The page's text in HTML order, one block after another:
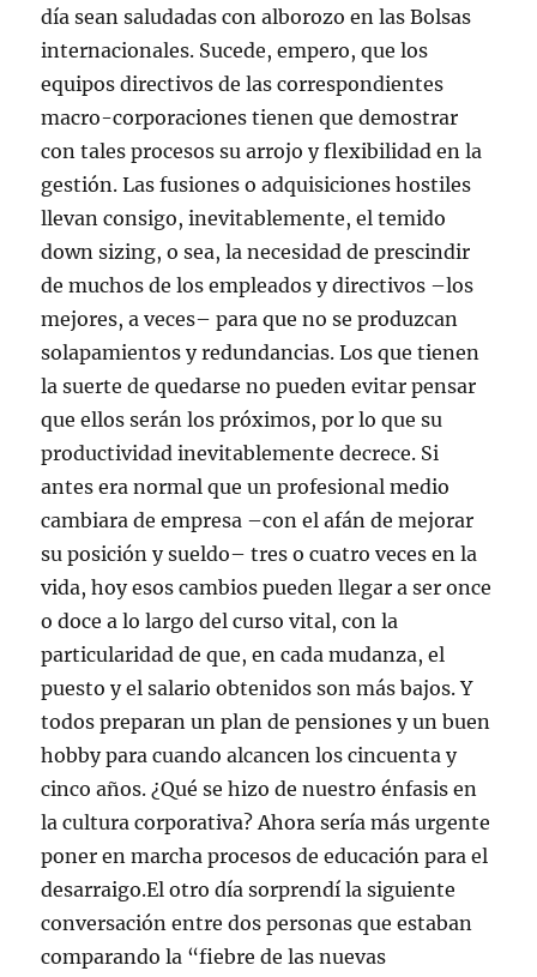
día sean saludadas con alborozo en las Bolsas
internacionales. Sucede, empero, que los
equipos directivos de las correspondientes
macro-corporaciones tienen que demostrar
con tales procesos su arrojo y flexibilidad en la
gestión. Las fusiones o adquisiciones hostiles
llevan consigo, inevitablemente, el temido
down sizing, o sea, la necesidad de prescindir
de muchos de los empleados y directivos –los
mejores, a veces– para que no se produzcan
solapamientos y redundancias. Los que tienen
la suerte de quedarse no pueden evitar pensar
que ellos serán los próximos, por lo que su
productividad inevitablemente decrece. Si
antes era normal que un profesional medio
cambiara de empresa –con el afán de mejorar
su posición y sueldo– tres o cuatro veces en la
vida, hoy esos cambios pueden llegar a ser once
o doce a lo largo del curso vital, con la
particularidad de que, en cada mudanza, el
puesto y el salario obtenidos son más bajos. Y
todos preparan un plan de pensiones y un buen
hobby para cuando alcancen los cincuenta y
cinco años. ¿Qué se hizo de nuestro énfasis en
la cultura corporativa? Ahora sería más urgente
poner en marcha procesos de educación para el
desarraigo.El otro día sorprendí la siguiente
conversación entre dos personas que estaban
comparando la “fiebre de las nuevas